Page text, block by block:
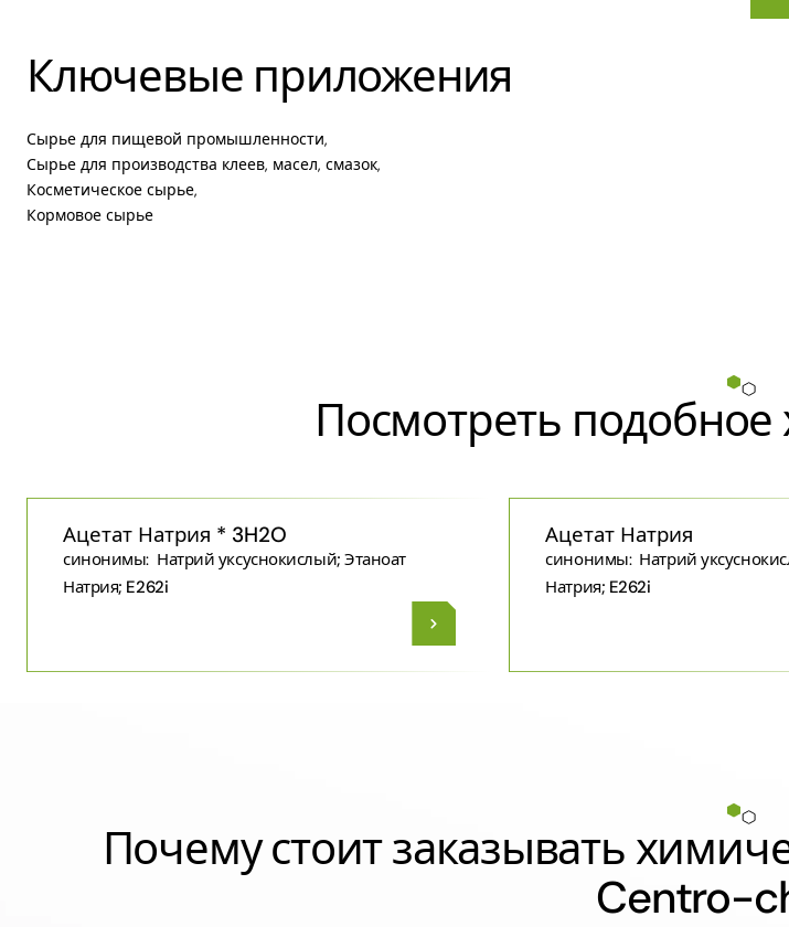
Ключевые приложения
Сырье для пищевой промышленности,
Сырье для производства клеев, масел, смазок,
Косметическое сырье,
Кормовое сырье
Посмотреть
Ацетат Натрия * 3H2O
синонимы: Натрий уксуснокислый; Этаноат
Натрия; E262i
Ацетат Натрия
синонимы: Натрий
Натрия; E262i
Почему стоит заказывать
Centro-